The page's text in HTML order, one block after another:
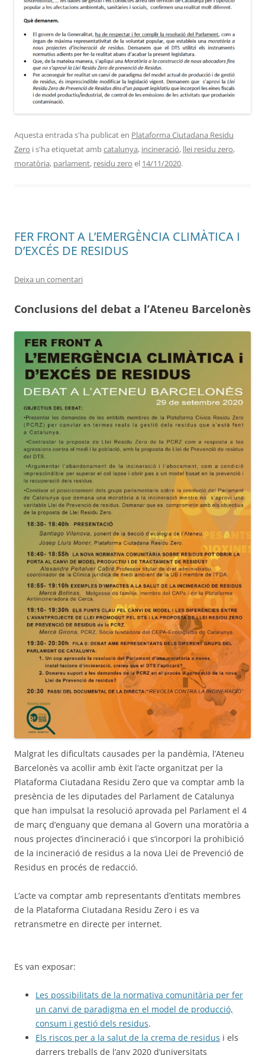
Aquesta entrada s'ha publicat en Plataforma Ciutadana Residu
Zero i s'ha etiquetat ambcatalunya, incineració, llei residu zero,
moratòria, parlament, residu zero el 14/11/2020.
FER FRONT A L’EMERGÈNCIA CLIMÀTICA I
D’EXCÉS DE RESIDUS
Deixa un comentari
Conclusions del debat a l’Ateneu Barcelonès
Malgrat les dificultats causades per la pandèmia, l’Ateneu
Barcelonès va acollir amb èxit l’acte organitzat per la
Plataforma Ciutadana Residu Zero que va comptar amb la
presència de les diputades del Parlament de Catalunya
que han impulsat la resolució aprovada pel Parlament el 4
de març d’enguany que demana al Govern una moratòria a
nous projectes d’incineració i que s’incorpori la prohibició
de la incineració de residus a la nova Llei de Prevenció de
Residus en procés de redacció.
L’acte va comptar amb representants d’entitats membres
de la Plataforma Ciutadana Residu Zero i es va
retransmetre en directe per internet.
Es van exposar:
Les possibilitats de la normativa comunitària per fer
un canvi de paradigma en el model de producció,
consum i gestió dels residus.
Els riscos per a la salut de la crema de residus i els
darrers treballs de l’any 2020 d’universitats